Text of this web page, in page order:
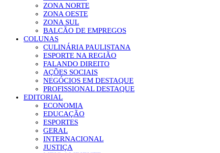
ZONA NORTE
ZONA OESTE
ZONA SUL
BALCÃO DE EMPREGOS
COLUNAS
CULINÁRIA PAULISTANA
ESPORTE NA REGIÃO
FALANDO DIREITO
AÇÕES SOCIAIS
NEGÓCIOS EM DESTAQUE
PROFISSIONAL DESTAQUE
EDITORIAL
ECONOMIA
EDUCAÇÃO
ESPORTES
GERAL
INTERNACIONAL
JUSTIÇA